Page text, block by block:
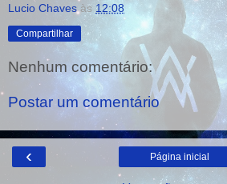
Lucio Chaves às 12:08
Compartilhar
Nenhum comentário:
Postar um comentário
‹ Página inicial